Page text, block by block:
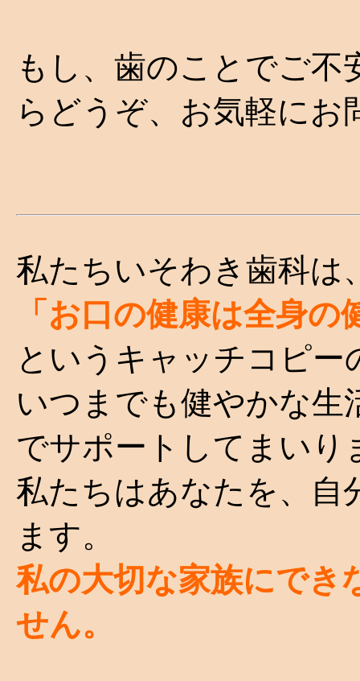
もし、歯のことでご
らどうぞ、お気軽にお
私たちいそわき歯科は
「お口の健康は全身の
というキャッチコピ
いつまでも健やかな生
でサポートしてまいり
私たちはあなたを、自
ます。
私の大切な家族にでき
せん。